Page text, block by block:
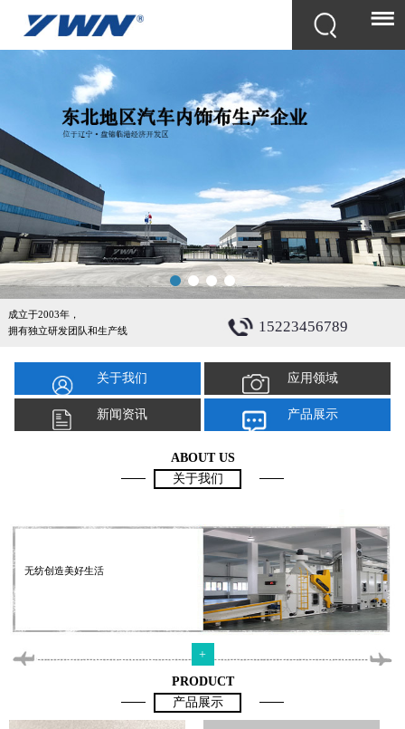
成立于2003年，
拥有独立研发团队和生产线
15223456789
关于我们 应用领域
新闻资讯 产品展示
ABOUT US
关于我们
无纺创造美好生活
+
PRODUCT
产品展示